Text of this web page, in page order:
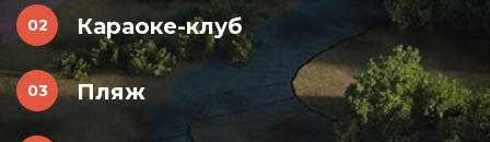
Караоке-клуб
Пляж